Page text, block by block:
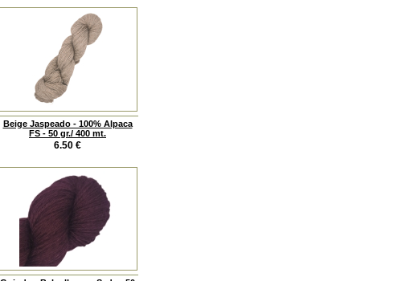
Beige Jaspeado - 100% Alpaca
FS - 50 gr./ 400 mt.
6.50 €